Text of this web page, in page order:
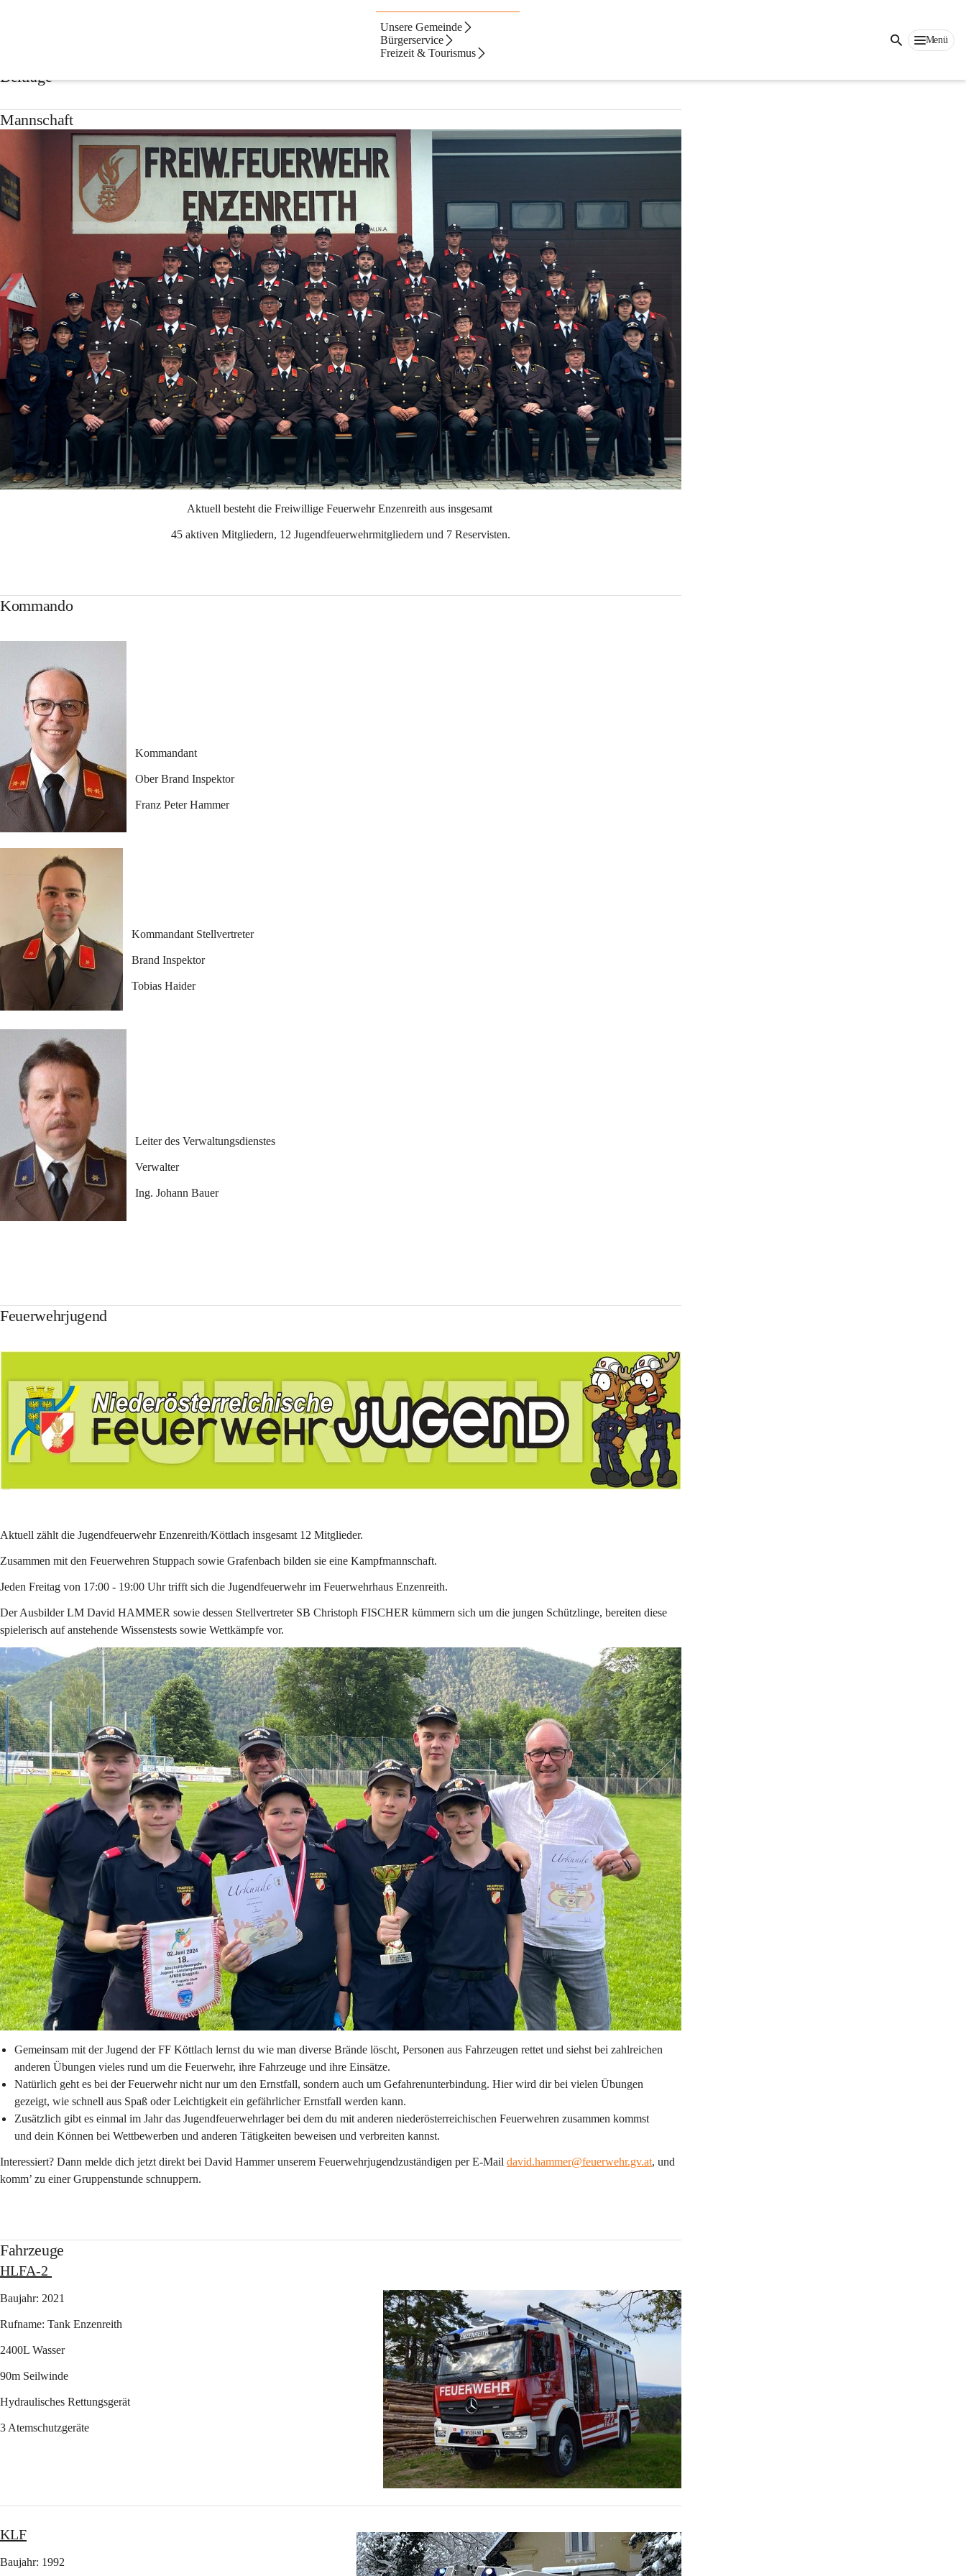
Unsere Gemeinde
Bürgerservice
Freizeit & Tourismus
Menü
Freiwillige Feuerwehr Enzenreith
Beiträge
Mannschaft
Aktuell besteht die Freiwillige Feuerwehr Enzenreith aus insgesamt
45 aktiven Mitgliedern, 12 Jugendfeuerwehrmitgliedern und 7 Reservisten.
Kommando
Kommandant
Ober Brand Inspektor
Franz Peter Hammer
Kommandant Stellvertreter
Brand Inspektor
Tobias Haider
Leiter des Verwaltungsdienstes
Verwalter
Ing. Johann Bauer
Feuerwehrjugend
Aktuell zählt die Jugendfeuerwehr Enzenreith/Köttlach insgesamt 12 Mitglieder.
Zusammen mit den Feuerwehren Stuppach sowie Grafenbach bilden sie eine Kampfmannschaft.
Jeden Freitag von 17:00 - 19:00 Uhr trifft sich die Jugendfeuerwehr im Feuerwehrhaus Enzenreith.
Der Ausbilder LM David HAMMER sowie dessen Stellvertreter SB Christoph FISCHER kümmern sich um die jungen Schützlinge, bereiten diese
spielerisch auf anstehende Wissenstests sowie Wettkämpfe vor.
Gemeinsam mit der Jugend der FF Köttlach lernst du wie man diverse Brände löscht, Personen aus Fahrzeugen rettet und siehst bei zahlreichen
anderen Übungen vieles rund um die Feuerwehr, ihre Fahrzeuge und ihre Einsätze.
Natürlich geht es bei der Feuerwehr nicht nur um den Ernstfall, sondern auch um Gefahrenunterbindung. Hier wird dir bei vielen Übungen
gezeigt, wie schnell aus Spaß oder Leichtigkeit ein gefährlicher Ernstfall werden kann.
Zusätzlich gibt es einmal im Jahr das Jugendfeuerwehrlager bei dem du mit anderen niederösterreichischen Feuerwehren zusammen kommst
und dein Können bei Wettbewerben und anderen Tätigkeiten beweisen und verbreiten kannst.
Interessiert? Dann melde dich jetzt direkt bei David Hammer unserem Feuerwehrjugendzuständigen per E-Mail david.hammer@feuerwehr.gv.at, und
komm’ zu einer Gruppenstunde schnuppern.
Fahrzeuge
HLFA-2
Baujahr: 2021
Rufname: Tank Enzenreith
2400L Wasser
90m Seilwinde
Hydraulisches Rettungsgerät
3 Atemschutzgeräte
KLF
Baujahr: 1992